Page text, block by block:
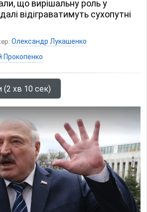
що вирішальну роль у
відіграватимуть сухопутні
Олександр Лукашенко
Прокопенко
(2 хв 10 сек)